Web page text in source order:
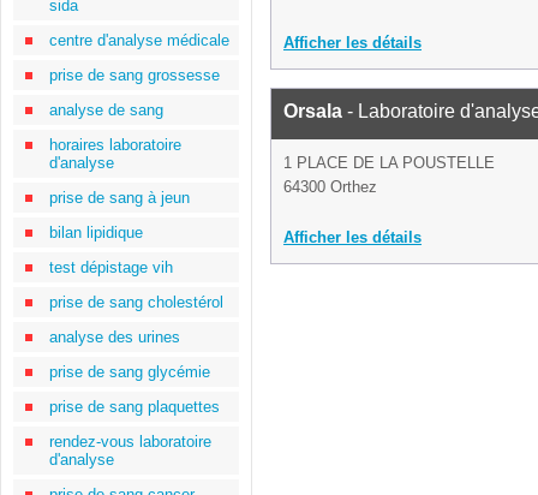
sida
centre d'analyse médicale
prise de sang grossesse
analyse de sang
horaires laboratoire
d'analyse
prise de sang à jeun
bilan lipidique
test dépistage vih
prise de sang cholestérol
analyse des urines
prise de sang glycémie
prise de sang plaquettes
rendez-vous laboratoire
d'analyse
Afficher les détails
Orsala - Laboratoire
1 PLACE DE LA POUSTELLE
64300 Orthez
Afficher les détails